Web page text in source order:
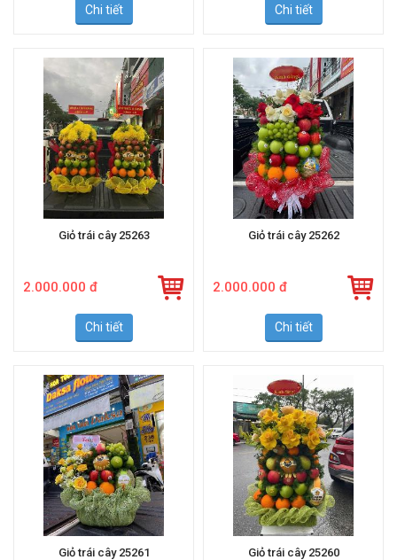
Chi tiết Chi tiết
Giỏ trái cây 25263
2.000.000 đ
Chi tiết
Giỏ trái cây 25262
2.000.000 đ
Chi tiết
Giỏ trái cây 25261 Giỏ trái cây 25260